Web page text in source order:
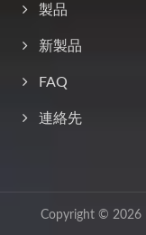
製品
新製品
FAQ
連絡先
Copyright © 2026